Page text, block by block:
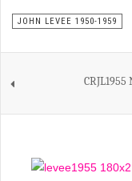
JOHN LEVEE 1950-1959
CRJL1955